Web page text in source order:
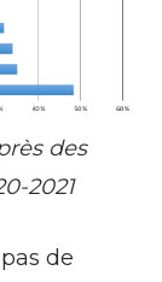
des
2021
de